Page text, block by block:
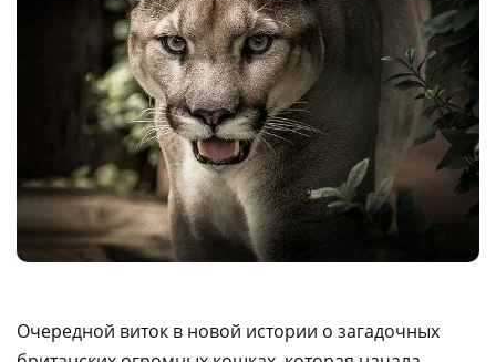
Очередной виток в новой истории о загадочных